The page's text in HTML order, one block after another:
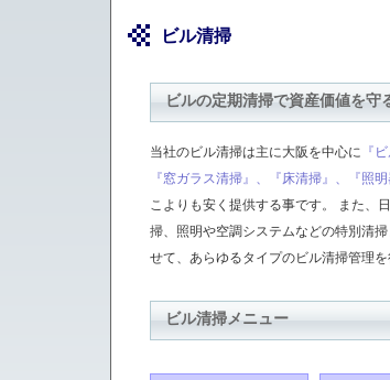
ビル清掃
ビルの定期清掃で資産価値を守
当社のビル清掃は主に大阪を中心に 『
『窓ガラス清掃』、『床清掃』、『照明
こよりも安く提供する事です。 また、
掃、照明や空調システムなどの特別清
せて、あらゆるタイプのビル清掃管理を
ビル清掃メニュー